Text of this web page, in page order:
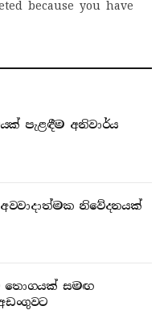
because you have
පැළඳීම අනිවාර්ය
නිවේදනයක්
තොගයක් සමඟ